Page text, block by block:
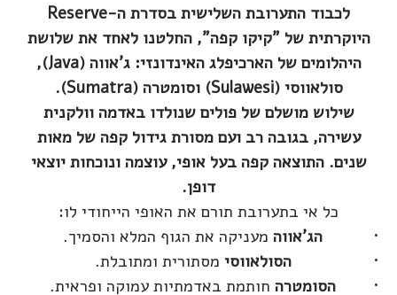
לכבוד התערובת השלישית בסדרת ה-Reserve
היוקרתית של "קיקו קפה", החלטנו לאחד את שלושת
היהלומים של הארכיפלג האינדונזי: ג'אווה (Java),
סולאווסי (Sulawesi) וסומטרה (Sumatra).
שילוש מושלם של פולים שנולדו באדמה וולקנית
עשירה, בגובה רב ועם מסורת גידול קפה של מאות
שנים. התוצאה קפה בעל אופי, עוצמה ונוכחות יוצאי
דופן.
כל אי בתערובת תורם את האופי הייחודי לו:
הג'אווה מעניקה את הגוף המלא והסמיך.
הסולאווסי מסתורית ומתובלת.
הסומטרה חותמת באדמתיות עמוקה ופראית.